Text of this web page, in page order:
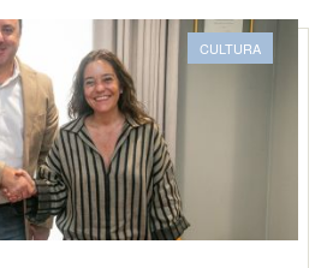
CULTURA